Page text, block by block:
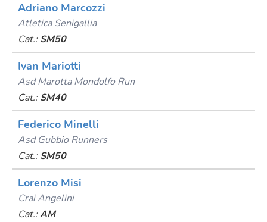
Adriano Marcozzi
Atletica Senigallia
Cat.: SM50
Ivan Mariotti
Asd Marotta Mondolfo Run
Cat.: SM40
Federico Minelli
Asd Gubbio Runners
Cat.: SM50
Lorenzo Misi
Crai Angelini
Cat.:AM